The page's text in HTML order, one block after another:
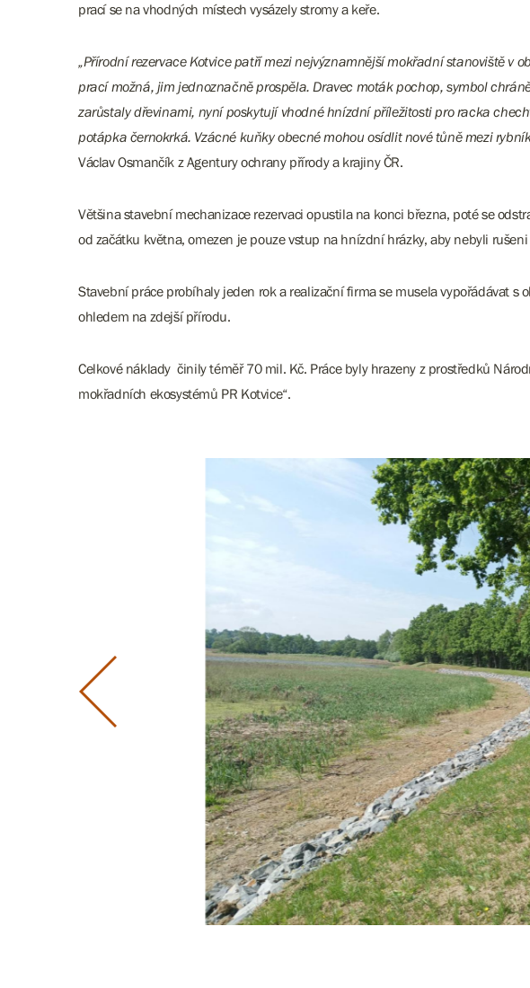
prací se na vhodných místech vysázely stromy a keře.
„Přírodní rezervace Kotvice patří mezi nejvýznamnější mokřadní stanoviště
prací možná, jim jednoznačně prospěla. Dravec moták pochop, symbol
zarůstaly dřevinami, nyní poskytují vhodné hnízdní příležitosti pro racka
potápka černokrká. Vzácné kuňky obecné mohou osídlit nové tůně mezi
Václav Osmančík z Agentury ochrany přírody a krajiny ČR.
Většina stavební mechanizace rezervaci opustila na konci března, poté se
od začátku května, omezen je pouze vstup na hnízdní hrázky, aby nebyli
Stavební práce probíhaly jeden rok a realizační firma se musela vypořádávat
ohledem na zdejší přírodu.
Celkové náklady činily téměř 70 mil. Kč. Práce byly hrazeny z prostředků
mokřadních ekosystémů PR Kotvice“.